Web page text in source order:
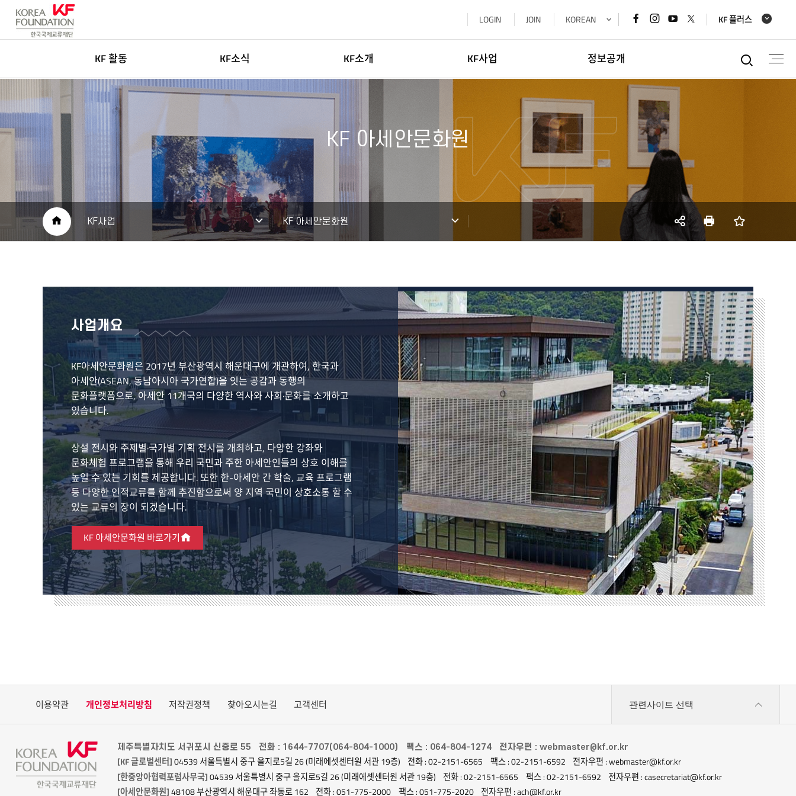
LOGIN JOIN KOREAN 페이스북
인스타그램
유튜브
바로가기
x
바로가기
KF 플러스
KF 활동
한국학
글로벌네트워킹
KF소식
새소식
인재채용
보도자료
재단소개자료
공공외교 자료
KF소개
이사장소개
윤리·인권경영
신고센터
기부참여
찾아오시는길
KF사업
글로벌네트워킹
문화교류
한-중앙아협력포럼사무국
KF 아세안문화원
정보공개
경영공시정보
재정정보공개
공공데이터개방
사업실명제
통합
KF 아세안문화원
HOMEKF사업 KF 아세안문화원 SNS 인쇄 즐겨찾기
사업개요
KF아세안문화원은 2017년 부산광역시 해운대구에 개관하여, 한국과
아세안(ASEAN, 동남아시아 국가연합)을 잇는 공감과 동행의
문화플랫폼으로, 아세안 11개국의 다양한 역사와 사회·문화를 소개하고
있습니다.
상설 전시와 주제별·국가별 기획 전시를 개최하고, 다양한 강좌와
문화체험 프로그램을 통해 우리 국민과 주한 아세안인들의 상호 이해를
높일 수 있는 기회를 제공합니다. 또한 한-아세안 간 학술, 교육 프로그램
등 다양한 인적교류를 함께 추진함으로써 양 지역 국민이 상호소통 할 수
있는 교류의 장이 되겠습니다.
KF 아세안문화원 바로가기
이용약관 개인정보처리방침 저작권정책 찾아오시는길 고객센터 관련사이트 선택
제주특별자치도 서귀포시 신중로 55 전화 : 1644-7707(064-804-1000) 팩스 : 064-804-1274 전자우편 : webmaster@kf.or.kr
[KF 글로벌센터]04539 서울특별시 중구 을지로5길 26 (미래에셋센터원 서관 19층) 전화 : 02-2151-6565 팩스 : 02-2151-6592
전자우편 : webmaster@kf.or.kr
[한중앙아협력포럼사무국]04539 서울특별시 중구 을지로5길 26 (미래에셋센터원 서관 19층) 전화 : 02-2151-6565 팩스 : 02-2151-6592
전자우편 : casecretariat@kf.or.kr
[아세안문화원]48108 부산광역시 해운대구 좌동로 162 전화 : 051-775-2000 팩스 : 051-775-2020 전자우편 : ach@kf.or.kr